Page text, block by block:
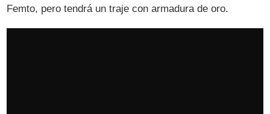
Femto, pero tendrá un traje con armadura de oro.